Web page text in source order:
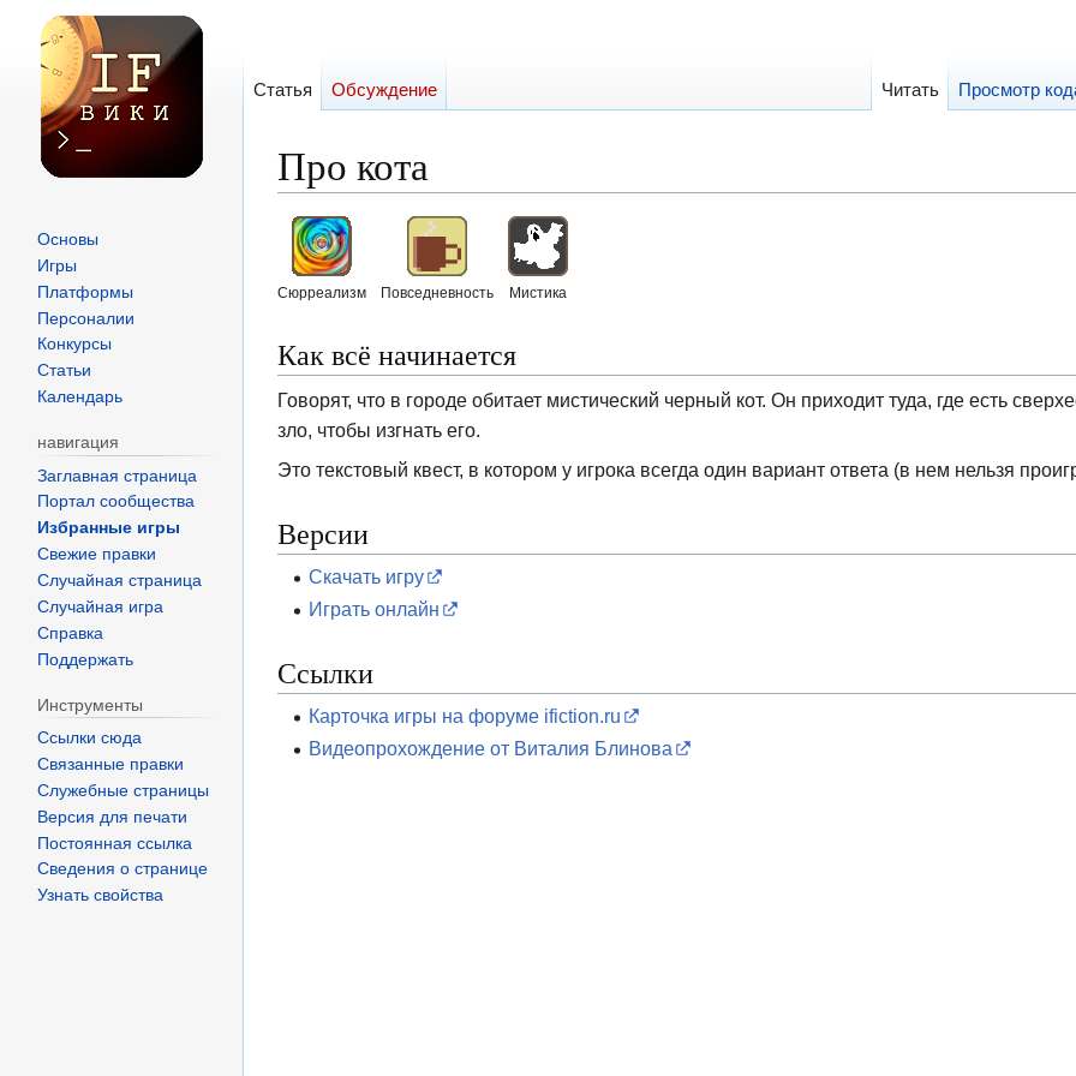
Про кота
Перейти
навигации
Перейти
поиску
Сюрреализм Повседневность Мистика
Как всё начинается
Говорят, что в городе обитает мистический черный кот. Он приходит туда, где есть
зло, чтобы изгнать его.
Это текстовый квест, в котором у игрока всегда один вариант ответа (в нем нельзя
Версии
Скачать игру
Играть онлайн
Ссылки
Карточка игры на форуме ifiction.ru
Видеопрохождение от Виталия Блинова
Статья Обсуждение Читать Просмотр
Основы
Игры
Платформы
Персоналии
Конкурсы
Статьи
Календарь
навигация
Заглавная страница
Портал сообщества
Избранные игры
Свежие правки
Случайная страница
Случайная игра
Справка
Поддержать
Инструменты
Ссылки сюда
Связанные правки
Служебные страницы
Версия для печати
Постоянная ссылка
Сведения о странице
Узнать свойства